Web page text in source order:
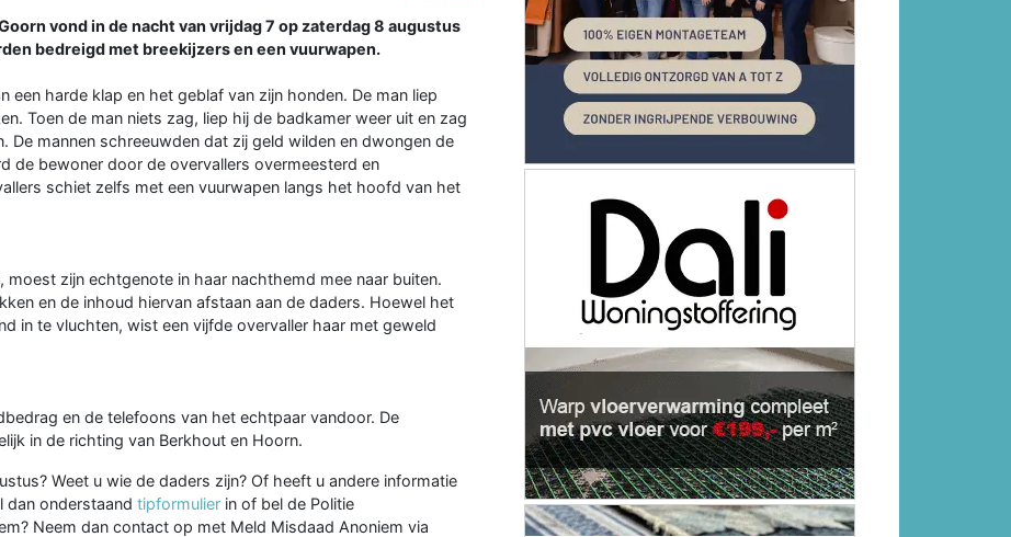
vond in de nacht van vrijdag 7 op zaterdag 8 augustus
bedreigd met breekijzers en een vuurwapen.
een harde klap en het geblaf van zijn honden. De man liep
Toen de man niets zag, liep hij de badkamer weer uit en zag
De mannen schreeuwden dat zij geld wilden en dwongen de
de bewoner door de overvallers overmeesterd en
schiet zelfs met een vuurwapen langs het hoofd van het
zijn echtgenote in haar nachthemd mee naar buiten.
en de inhoud hiervan afstaan aan de daders. Hoewel het
in te vluchten, wist een vijfde overvaller haar met geweld
en de telefoons van het echtpaar vandoor. De
in de richting van Berkhout en Hoorn.
Weet u wie de daders zijn? Of heeft u andere informatie
dan onderstaand tipformulier in of bel de Politie
Neem dan contact op met Meld Misdaad Anoniem via